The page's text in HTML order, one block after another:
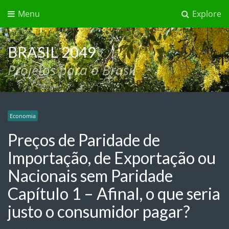
Explore
Menu
BRASIL 2049
Projetos para o Brasil
Economia
Preços de Paridade de
Importação, de Exportação ou
Nacionais sem Paridade
Capítulo 1 – Afinal, o que seria
justo o consumidor pagar?